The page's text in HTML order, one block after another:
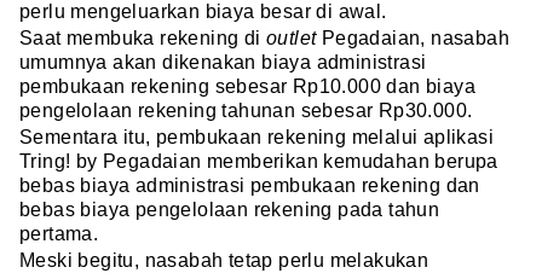
perlu mengeluarkan biaya besar di awal.
Saat membuka rekening di outletPegadaian, nasabah
umumnya akan dikenakan biaya administrasi
pembukaan rekening sebesar Rp10.000 dan biaya
pengelolaan rekening tahunan sebesar Rp30.000.
Sementara itu, pembukaan rekening melalui aplikasi
Tring! by Pegadaian memberikan kemudahan berupa
bebas biaya administrasi pembukaan rekening dan
bebas biaya pengelolaan rekening pada tahun
pertama.
Meski begitu, nasabah tetap perlu melakukan